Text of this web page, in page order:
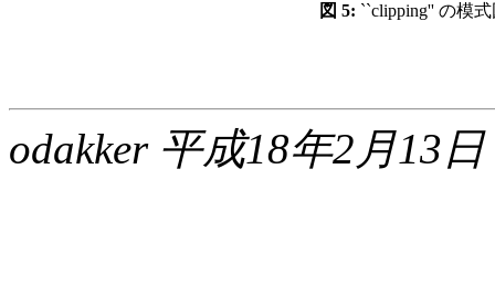
図 5: ``clipping'' の模
odakker 平成18年2月13日